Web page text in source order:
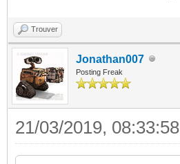
Trouver
Jonathan007
Posting Freak
21/03/2019, 08:33:58